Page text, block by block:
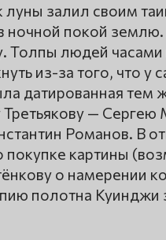
залил своим
покой землю.
Толпы людей часами
из-за того, что у
датированная тем
— Сергею
Романов. В
покупке картины
о намерении
полотна Куинджи